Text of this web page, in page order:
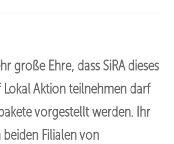
große Ehre, dass SiRA dieses
Aktion teilnehmen darf
vorgestellt werden. Ihr
Filialen von